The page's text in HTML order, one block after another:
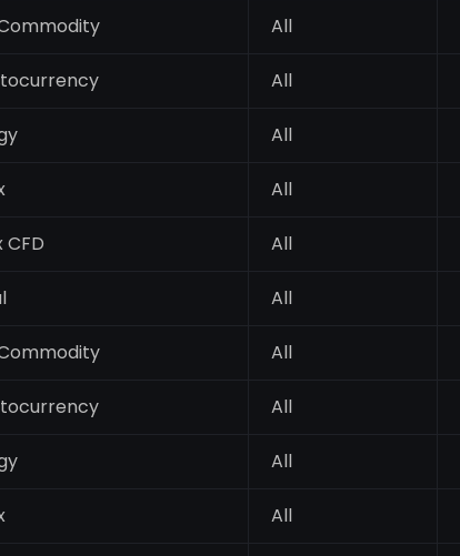
All
All
All
All
CFD All
All
All
All
All
All